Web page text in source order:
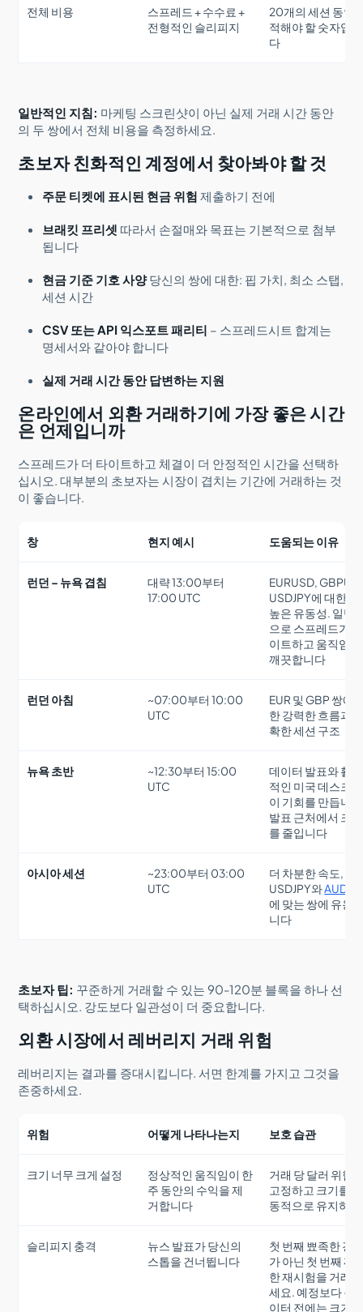
전체 비용
스프레드 + 수수료 +
전형적인 슬리피지
20개의 세션 동안
적해야 할 숫자입니
다
일반적인 지침: 마케팅 스크린샷이 아닌 실제 거래 시간 동안
의 두 쌍에서 전체 비용을 측정하세요.
초보자 친화적인 계정에서 찾아봐야 할 것
주문 티켓에 표시된 현금 위험 제출하기 전에
브래킷 프리셋 따라서 손절매와 목표는 기본적으로 첨부
됩니다
현금 기준 기호 사양당신의 쌍에 대한: 핍 가치, 최소 스탭,
세션 시간
CSV 또는 API 익스포트 패리티 – 스프레드시트 합계는
명세서와 같아야 합니다
실제 거래 시간 동안 답변하는 지원
온라인에서 외환 거래하기에 가장 좋은 시간
은 언제입니까
스프레드가 더 타이트하고 체결이 더 안정적인 시간을 선택하
십시오. 대부분의 초보자는 시장이 겹치는 기간에 거래하는 것
이 좋습니다.
창 현지 예시 도움되는 이유
런던 – 뉴욕 겹침
대략 13:00부터
17:00 UTC
EURUSD,
USDJPY에 대한 가
높은 유동성. 일반
으로 스프레드가 타
이트하고 움직임이
깨끗합니다
런던 아침
~07:00부터 10:00
UTC
EUR 및 GBP 쌍에
한 강력한 흐름과
확한 세션 구조
뉴욕 초반
~12:30부터 15:00
UTC
데이터 발표와 활동
적인 미국 데스크들
이 기회를 만듭니
발표 근처에서 크기
를 줄입니다
아시아 세션
~23:00부터 03:00
UTC
더 차분한 속도,
USDJPY와AUD
에 맞는 쌍에 유용
니다
초보자 팁: 꾸준하게 거래할 수 있는 90-120분 블록을 하나 선
택하십시오. 강도보다 일관성이 더 중요합니다.
외환 시장에서 레버리지 거래 위험
레버리지는 결과를 증대시킵니다. 서면 한계를 가지고 그것을
존중하세요.
위험 어떻게 나타나는지 보호 습관
크기 너무 크게 설정
정상적인 움직임이 한
주 동안의 수익을 제
거합니다
거래 당 달러 위험
고정하고 크기를 유
동적으로 유지하
슬리피지 충격
뉴스 발표가 당신의
스톱을 건너뜁니다
첫 번째 뾰족한 경
가 아닌 첫 번째 깨
한 재시험을 거래하
세요. 예정보다 큰
이터 전에는 크기를